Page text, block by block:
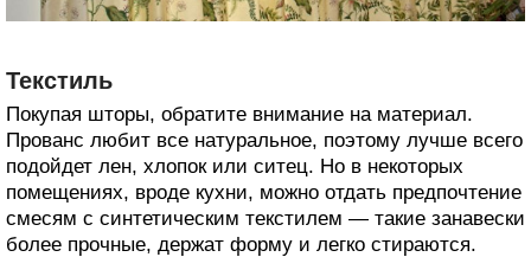
Текстиль
Покупая шторы, обратите внимание на материал.
Прованс любит все натуральное, поэтому лучше всего
подойдет лен, хлопок или ситец. Но в некоторых
помещениях, вроде кухни, можно отдать предпочтение
смесям с синтетическим текстилем — такие занавески
более прочные, держат форму и легко стираются.